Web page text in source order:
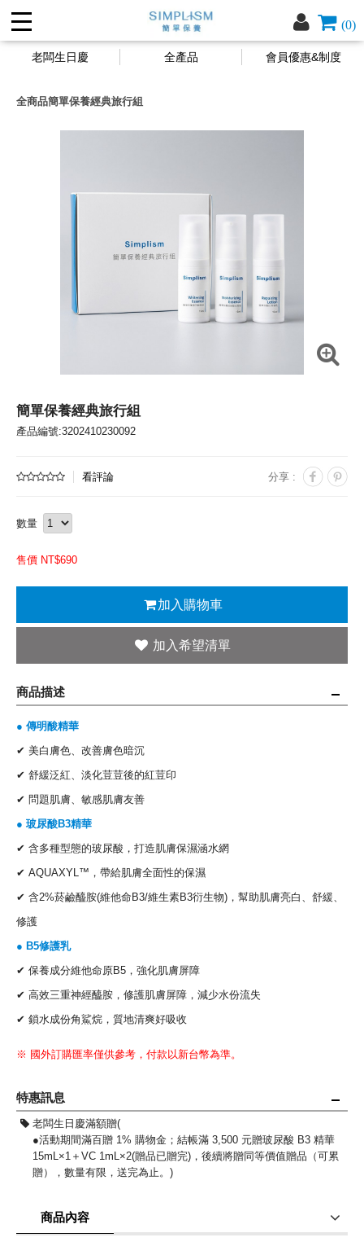
(0)
老闆生日慶 全產品 會員優惠&制度
全商品簡單保養經典旅行組
簡單保養經典旅行組
產品編號:3202410230092
看評論 分享 :
數量
售價 NT$690
加入購物車
商品描述
● 傳明酸精華
✔ 美白膚色、改善膚色暗沉
✔ 舒緩泛紅、淡化荳荳後的紅荳印
✔ 問題肌膚、敏感肌膚友善
● 玻尿酸B3精華
✔ 含多種型態的玻尿酸，打造肌膚保濕涵水網
✔ AQUAXYL™，帶給肌膚全面性的保濕
✔ 含2%菸鹼醯胺(維他命B3/維生素B3衍生物)，幫助肌膚亮白、舒緩、
修護
● B5修護乳
✔ 保養成分維他命原B5，強化肌膚屏障
✔ 高效三重神經醯胺，修護肌膚屏障，減少水份流失
✔ 鎖水成份角鯊烷，質地清爽好吸收
※ 國外訂購匯率僅供參考，付款以新台幣為準。
特惠訊息
老闆生日慶滿額贈(
●活動期間滿百贈 1% 購物金；結帳滿 3,500 元贈玻尿酸 B3 精華
15mL×1＋VC 1mL×2(贈品已贈完)，後續將贈同等價值贈品（可累
贈），數量有限，送完為止。)
商品內容